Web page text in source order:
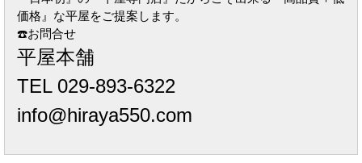
価格』な平屋をご提案します。
☎️お問合せ
平屋本舗
TEL 029-893-6322
info@hiraya550.com